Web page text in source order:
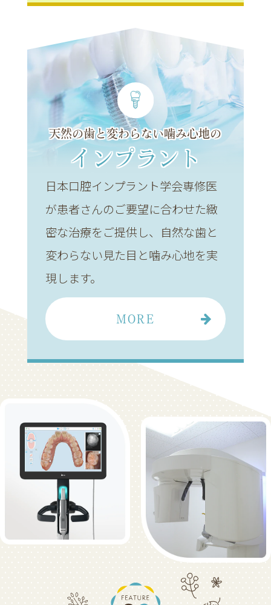
天然の歯と変わらない噛み心地の
インプラント
日本口腔インプラント学会専修医
が患者さんのご要望に合わせた緻
密な治療をご提供し、自然な歯と
変わらない見た目と噛み心地を実
現します。
MORE